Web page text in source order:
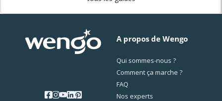
A propos de Wengo
Qui sommes-nous ?
Comment ça marche ?
FAQ
Nos experts